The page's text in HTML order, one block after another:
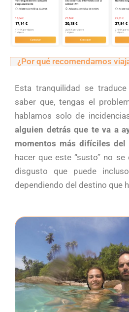
¿Por qué recomendamos
Esta tranquilidad se
saber que, tengas el
hablamos solo de
alguien detrás que te va a
momentos más difíciles del
hacer que este “susto” no
disgusto que puede
dependiendo del destino que